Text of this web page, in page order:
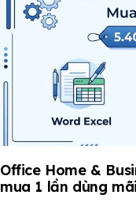
Office Home &
mua 1 lần dùng mãi